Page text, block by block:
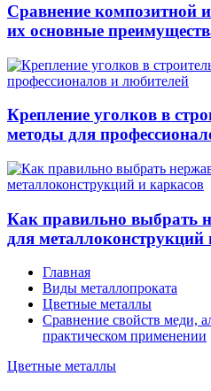
Сравнение композитной
их основные
Крепление уголков в
методы для
Как правильно выбрать
для металлоконструкций
Главная
Виды металлопроката
Цветные металлы
Сравнение свойств меди,
практическом применении
Цветные металлы